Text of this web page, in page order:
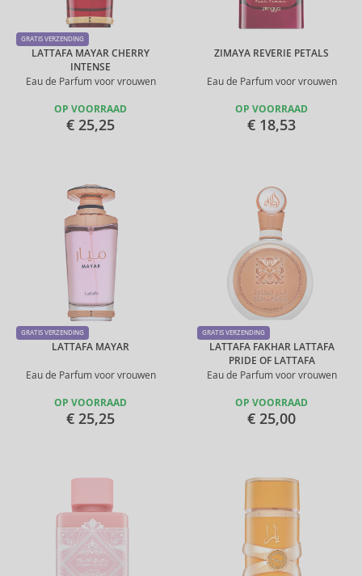
LATTAFA MAYAR CHERRY
INTENSE
Eau de Parfum voor vrouwen
GRATIS VERZENDING
OP VOORRAAD
€ 25,25
ZIMAYA REVERIE PETALS
Eau de Parfum voor vrouwen
OP VOORRAAD
€ 18,53
LATTAFA MAYAR
Eau de Parfum voor vrouwen
GRATIS VERZENDING
OP VOORRAAD
€ 25,25
LATTAFA FAKHAR LATTAFA
PRIDE OF LATTAFA
Eau de Parfum voor vrouwen
GRATIS VERZENDING
OP VOORRAAD
€ 25,00